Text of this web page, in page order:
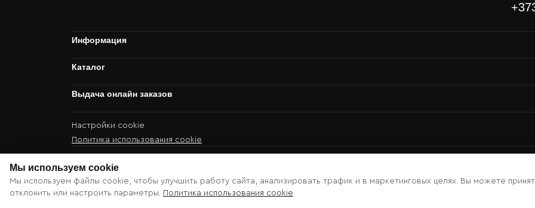
Информация
Каталог
Выдача онлайн заказов
Настройки cookie
Политика использования cookie
© 2013 – 2026 Gard.md
Мы используем cookie
Мы используем файлы cookie, чтобы улучшить работу сайта, анализировать трафик и в маркетинговых целях. Вы можете
отклонить или настроить параметры. Политика использования cookie